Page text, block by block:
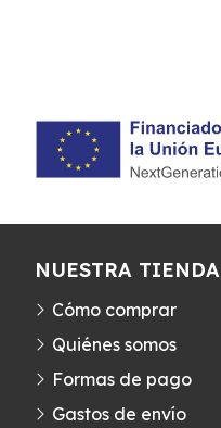
NUESTRA TIENDA
Cómo comprar
Quiénes somos
Formas de pago
Gastos de envío